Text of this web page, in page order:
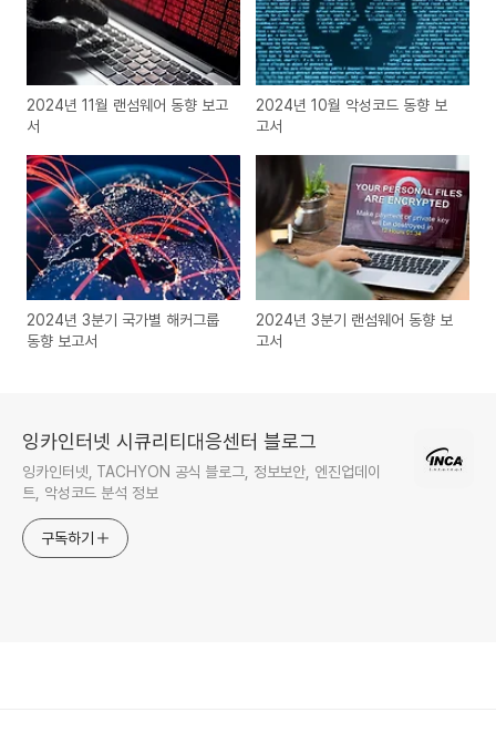
2024년 11월 랜섬웨어 동향 보고
서
2024년 10월 악성코드 동향 보
고서
2024년 3분기 국가별 해커그룹
동향 보고서
2024년 3분기 랜섬웨어 동향 보
고서
잉카인터넷 시큐리티대응센터 블로그
잉카인터넷, TACHYON 공식 블로그, 정보보안, 엔진업데이
트, 악성코드 분석 정보
구독하기